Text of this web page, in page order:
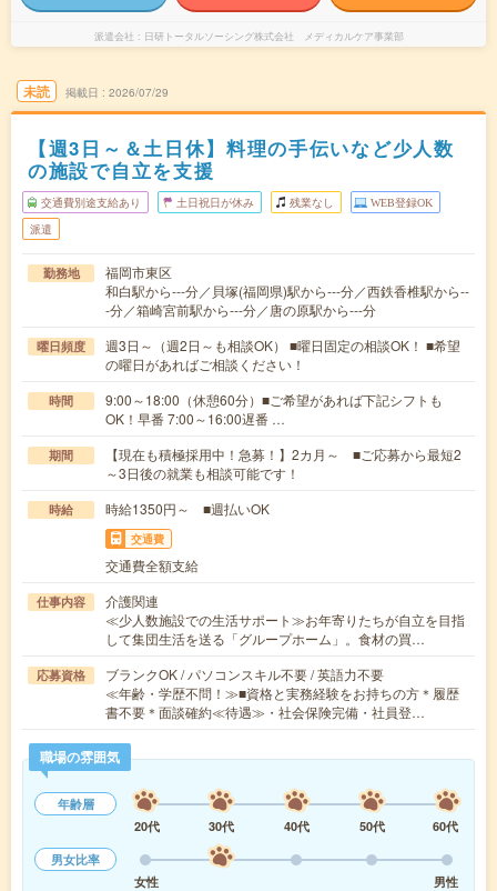
派遣会社 日研トータルソーシング株式会社 メディカルケア事業部
未読 掲載日 2026/07/29
【週3日～＆土日休】料理の手伝いなど少人数
の施設で自立を支援
交通費別途支給あり 土日祝日が休み 残業なし WEB登録OK
派遣
勤務地
福岡市東区
和白駅から---分／貝塚(福岡県)駅から---分／西鉄香椎駅から--
-分／箱崎宮前駅から---分／唐の原駅から---分
曜日頻度
週3日～（週2日～も相談OK） ■曜日固定の相談OK！ ■希望
の曜日があればご相談ください！
時間
9:00～18:00（休憩60分）■ご希望があれば下記シフトも
OK！早番 7:00～16:00遅番 …
期間
【現在も積極採用中！急募！】2カ月～ ■ご応募から最短2
～3日後の就業も相談可能です！
時給 時給1350円～ ■週払いOK
交通費
交通費全額支給
仕事内容
介護関連
≪少人数施設での生活サポート≫お年寄りたちが自立を目指
して集団生活を送る「グループホーム」。食材の買…
応募資格
ブランクOK / パソコンスキル不要 / 英語力不要
≪年齢・学歴不問！≫■資格と実務経験をお持ちの方＊履歴
書不要＊面談確約≪待遇≫・社会保険完備・社員登…
職場の雰囲気
年齢層
20代
30代 40代 50代
60代
男女比率
女性
男性